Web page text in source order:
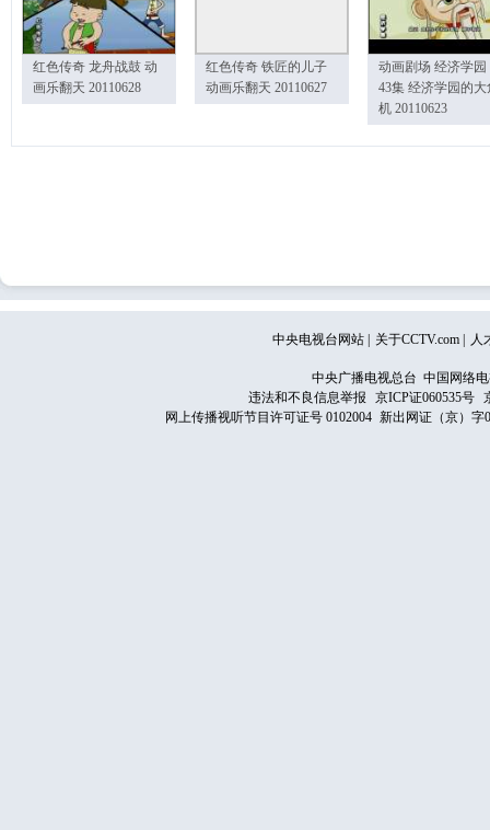
红色传奇 龙舟战鼓 动
画乐翻天 20110628
红色传奇 铁匠的儿子
动画乐翻天 20110627
动画剧场 经济学园
43集 经济学园的大
机 20110623
中央电视台网站 关于CCTV.com 人
中央广播电视总台 中国网络
违法和不良信息举报
京ICP证060535号
网上传播视听节目许可证号 0102004 新出网证（京）